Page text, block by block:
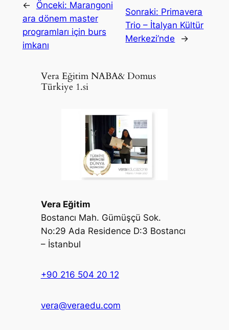
← Önceki: Marangoni
ara dönem master
programları için burs
imkanı
Sonraki: Primavera
Trio – İtalyan Kültür
Merkezi’nde
→
Vera Eğitim NABA& Domus
Türkiye 1.si
Vera Eğitim
Bostancı Mah. Gümüşçü Sok.
No:29 Ada Residence D:3 Bostancı
– İstanbul
+90 216 504 20 12
vera@veraedu.com